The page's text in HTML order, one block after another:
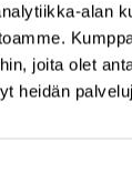
alan
joita olet
heidän